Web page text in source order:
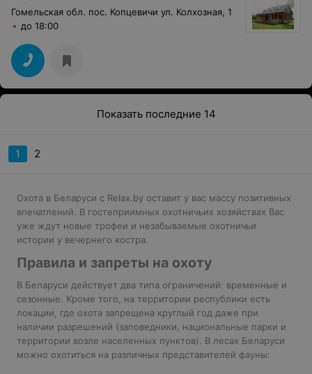
Гомельская обл. пос. Копцевичи ул. Колхозная, 1
до 18:00
Показать последние 14
1 2
Охота в Беларуси с Relax.by оставит у вас массу позитивных
впечатлений. В гостеприимных охотничьих хозяйствах Вас
уже ждут новые трофеи и незабываемые охотничьи
истории у вечернего костра.
Правила и запреты на охоту
В Беларуси действует два типа ограничений: временные и
сезонные. Кроме того, на территории республики есть
локации, где охота запрещена круглый год даже при
наличии разрешений (заповедники, национальные парки и
территории возле населенных пунктов). В лесах Беларуси
можно охотиться на различных представителей фауны: